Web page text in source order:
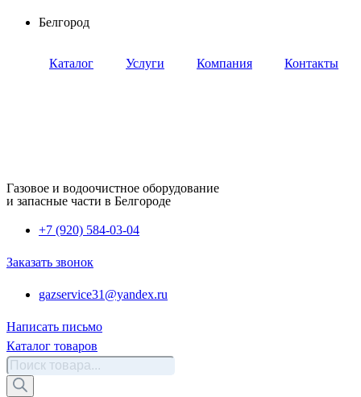
Перейти
содержимому
Белгород
Каталог Услуги Компания Контакты
Газовое и водоочистное оборудование
и запасные части в Белгороде
+7 (920) 584-03-04
Заказать звонок
gazservice31@yandex.ru
Написать письмо
Каталог товаров
Поиск
товаров